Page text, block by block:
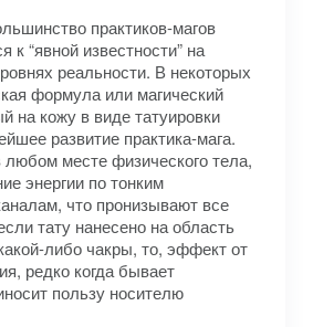
практиков-магов
к “явной известности” на
реальности. В некоторых
формула или магический
на кожу в виде татуировки
развитие практика-мага.
месте физического тела,
энергии по тонким
что пронизывают все
тату нанесено на область
либо чакры, то, эффект от
редко когда бывает
пользу носителю